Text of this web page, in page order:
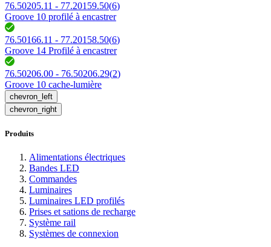
76.50205.11 - 77.20159.50(6)
Groove 10 profilé à encastrer
76.50166.11 - 77.20158.50(6)
Groove 14 Profilé à encastrer
76.50206.00 - 76.50206.29(2)
Groove 10 cache-lumière
chevron_left
chevron_right
Produits
Alimentations électriques
Bandes LED
Commandes
Luminaires
Luminaires LED profilés
Prises et sations de recharge
Système rail
Systèmes de connexion